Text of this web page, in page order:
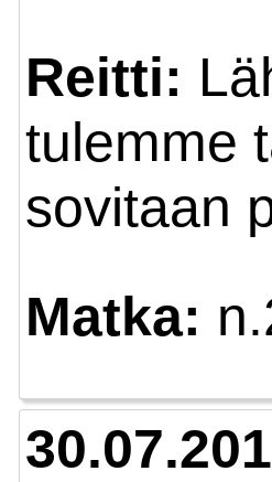
Reitti:
tulemme
sovitaan
Matka: